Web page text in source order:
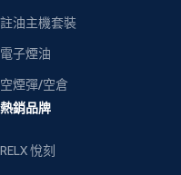
註油主機套裝
電子煙油
空煙彈/空倉
熱銷品牌
RELX 悅刻